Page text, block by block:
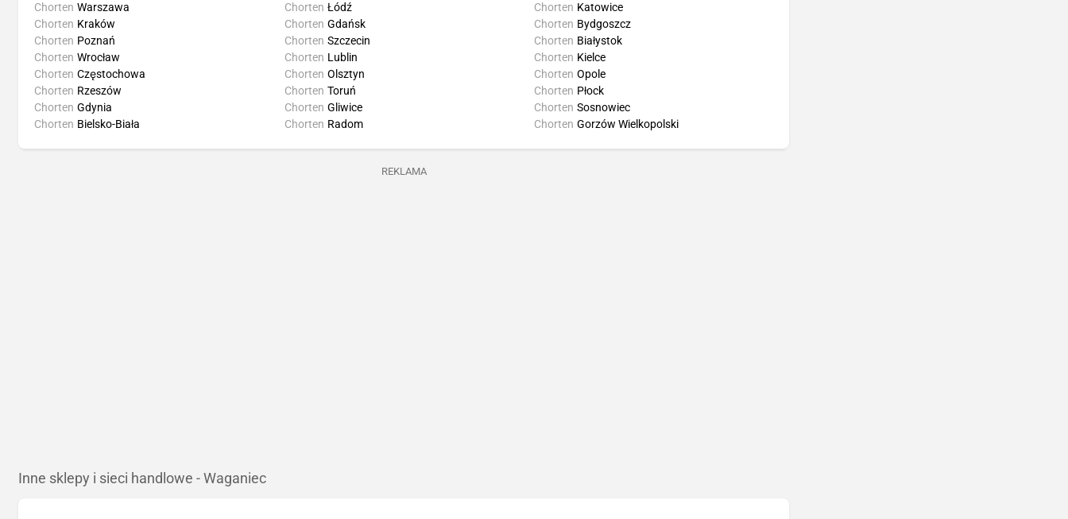
Chorten Warszawa
Chorten Kraków
Chorten Poznań
Chorten Wrocław
Chorten Łódź
Chorten Gdańsk
Chorten Szczecin
Chorten Lublin
Chorten Katowice
Chorten Bydgoszcz
Chorten Białystok
Chorten Kielce
Chorten Częstochowa
Chorten Rzeszów
Chorten Gdynia
Chorten Bielsko-Biała
Chorten Olsztyn
Chorten Toruń
Chorten Gliwice
Chorten Radom
Chorten Opole
Chorten Płock
Chorten Sosnowiec
Chorten Gorzów Wielkopolski
REKLAMA
Inne sklepy i sieci handlowe - Waganiec